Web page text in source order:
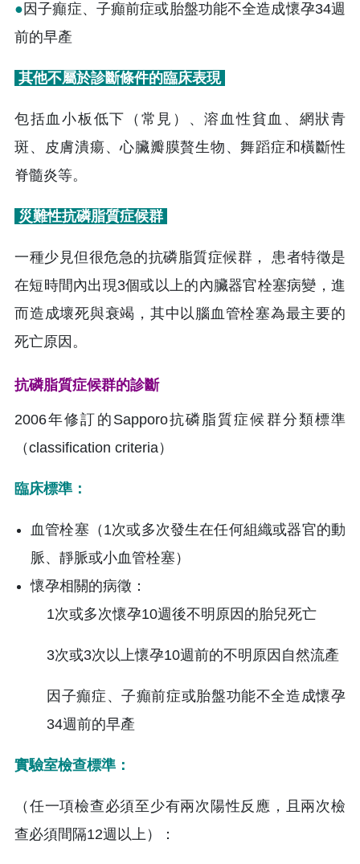
● 因子癲症、子癲前症或胎盤功能不全造成懷孕34週
前的早產
其他不屬於診斷條件的臨床表現
包括血小板低下（常見）、溶血性貧血、網狀青
斑、皮膚潰瘍、心臟瓣膜贅生物、舞蹈症和橫斷性
脊髓炎等。
災難性抗磷脂質症候群
一種少見但很危急的抗磷脂質症候群， 患者特徵是
在短時間內出現3個或以上的內臟器官栓塞病變，進
而造成壞死與衰竭，其中以腦血管栓塞為最主要的
死亡原因。
抗磷脂質症候群的診斷
2006年修訂的Sapporo抗磷脂質症候群分類標準
（classiﬁcation criteria）
臨床標準：
血管栓塞（1次或多次發生在任何組織或器官的動
脈、靜脈或小血管栓塞）
懷孕相關的病徵：
1次或多次懷孕10週後不明原因的胎兒死亡
3次或3次以上懷孕10週前的不明原因自然流產
因子癲症、子癲前症或胎盤功能不全造成懷孕
34週前的早產
實驗室檢查標準：
（任一項檢查必須至少有兩次陽性反應，且兩次檢
查必須間隔12週以上）：